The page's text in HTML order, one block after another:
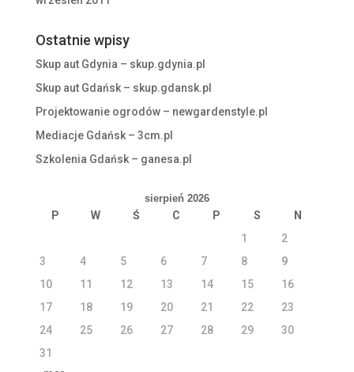
Ostatnie wpisy
Skup aut Gdynia – skup.gdynia.pl
Skup aut Gdańsk – skup.gdansk.pl
Projektowanie ogrodów – newgardenstyle.pl
Mediacje Gdańsk – 3cm.pl
Szkolenia Gdańsk – ganesa.pl
sierpień 2026
P W Ś C P S
N
1
2
3
4 5 6 7 8
9
10
11 12 13 14 15
16
17
18 19 20 21 22
23
24
25 26 27 28 29
30
31